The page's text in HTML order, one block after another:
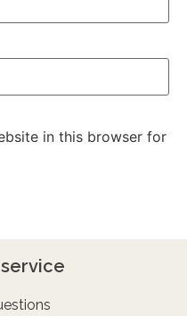
in this browser for